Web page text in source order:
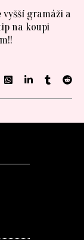
gramáži a
na koupi